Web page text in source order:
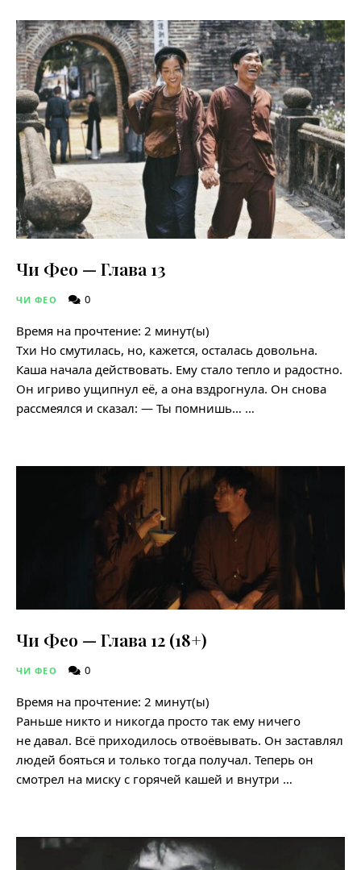
Чи Фео — Глава 13
ЧИ ФЕО 0
Время на прочтение: 2 минут(ы)
Тхи Но смутилась, но, кажется, осталась довольна.
Каша начала действовать. Ему стало тепло и радостно.
Он игриво ущипнул её, а она вздрогнула. Он снова
рассмеялся и сказал: — Ты помнишь… …
Чи Фео — Глава 12 (18+)
ЧИ ФЕО 0
Время на прочтение: 2 минут(ы)
Раньше никто и никогда просто так ему ничего
не давал. Всё приходилось отвоёвывать. Он заставлял
людей бояться и только тогда получал. Теперь он
смотрел на миску с горячей кашей и внутри …